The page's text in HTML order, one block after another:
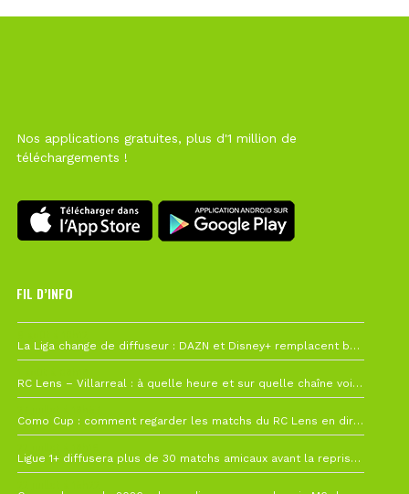
Nos applications gratuites, plus d'1 million de
téléchargements !
FIL D’INFO
La Liga change de diffuseur : DAZN et Disney+ remplacent beIN Sports !
RC Lens – Villarreal : à quelle heure et sur quelle chaîne voir la finale de la Como Cup ?
Como Cup : comment regarder les matchs du RC Lens en direct ?
Ligue 1+ diffusera plus de 30 matchs amicaux avant la reprise de la Ligue 1